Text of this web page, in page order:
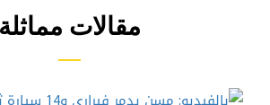
مقالات مماثلة